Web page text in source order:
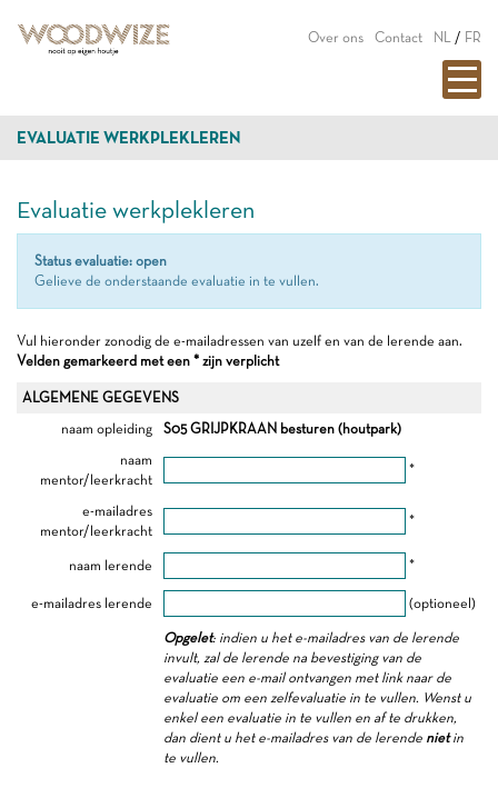
Over ons Contact NL / FR
EVALUATIE WERKPLEKLEREN
Evaluatie werkplekleren
Status evaluatie: open
Gelieve de onderstaande evaluatie in te vullen.
Vul hieronder zonodig de e-mailadressen van uzelf en van de lerende aan.
Velden gemarkeerd met een * zijn verplicht
ALGEMENE GEGEVENS
naam opleiding
S05 GRIJPKRAAN besturen (houtpark)
naam
mentor/leerkracht
*
e-mailadres
mentor/leerkracht
*
naam lerende *
e-mailadres lerende (optioneel)
Opgelet: indien u het e-mailadres van de lerende
invult, zal de lerende na bevestiging van de
evaluatie een e-mail ontvangen met link naar de
evaluatie om een zelfevaluatie in te vullen. Wenst u
enkel een evaluatie in te vullen en af te drukken,
dan dient u het e-mailadres van de lerende nietin
te vullen.